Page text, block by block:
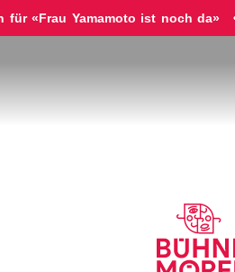
«Frau Yamamoto ist noch da»